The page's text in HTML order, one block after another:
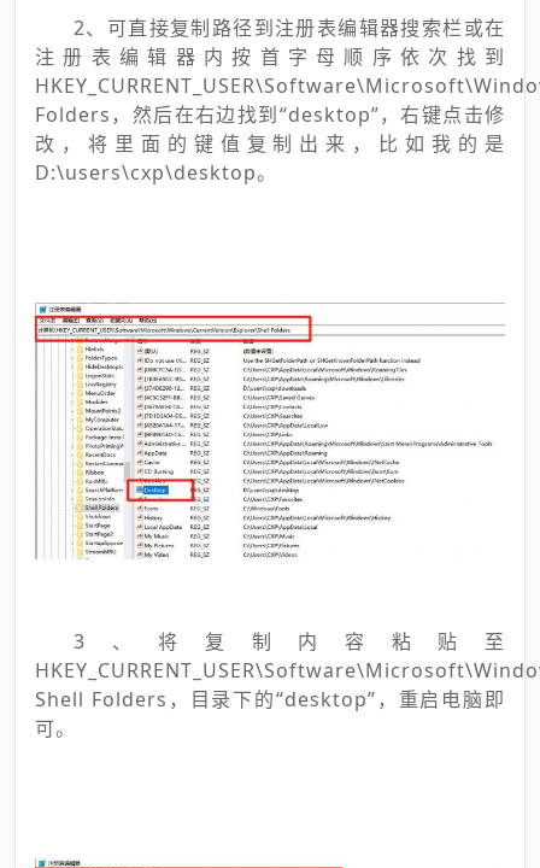
2、可直接复制路径到注册表编辑器搜索栏或在
注册表编辑器内按首字母顺序依次找到
Folders，然后在右边找到“desktop”，右键点击修
改，将里面的键值复制出来，比如我的是
D:\users\cxp\desktop。
3、将复制内容粘贴至
Shell Folders，目录下的“desktop”，重启电脑即
可。